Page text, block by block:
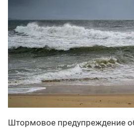
Штормовое предупреждение